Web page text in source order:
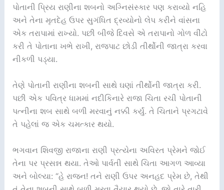
પોતાની પ્રિય રાણીના શબનો અગ્નિસંસ્કાર પણ કરાવ્યો નહિ
અને તેના મૃતદેહ ઉપર સુગંધિત દ્રવ્યોનો લેપ કરીને વાંસના
એક તરાપામાં રાખ્યો. પછી બીજે દિવસે એ તરાપાનો ગોળ વીંટો
કરી તે પોતાના ખભે રાખી, રાજપાટ છોડી તીર્થોની જાત્રા કરવા
નીકળી પડ્યા.
તેણે પોતાની રાણીના શબની સાથે ઘણાં તીર્થોની જાત્રા કરી.
પછી એક પવિત્ર ધામમાં નદીકિનારે રાજા ચિતા રચી પોતાની
પત્નીના શબ સાથે બળી મરવાનું નક્કી કર્યું. તે ચિતાને પ્રગટાવે
તે પહેલાં જ એક ચમત્કાર થયો.
ભગવાન શિવજી રાજાના રાણી પ્રત્યેના અવિરત પ્રેમને જોઈ
તેના પર પ્રસન્ન થયા. તેઓ પાર્વતી સાથે ચિતા આગળ આવ્યા
અને બોલ્યા: “હે રાજન! તને રાણી ઉપર અનહદ પ્રેમ છે, તેથી